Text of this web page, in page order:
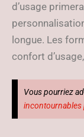
d’usage
longue. Les
confort
Vous pourriez
incontournables